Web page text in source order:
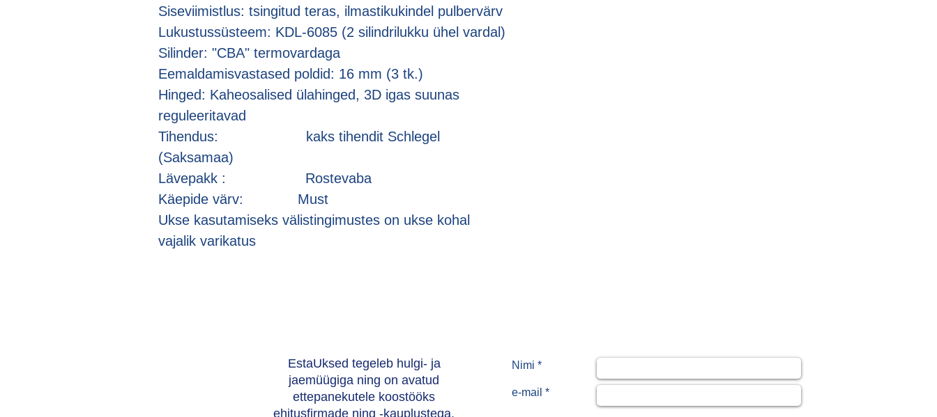
Siseviimistlus: tsingitud teras, ilmastikukindel pulbervärv
Lukustussüsteem: KDL-6085 (2 silindrilukku ühel vardal)
Silinder: "CBA" termovardaga
Eemaldamisvastased poldid: 16 mm (3 tk.)
Hinged: Kaheosalised ülahinged, 3D igas suunas
reguleeritavad
Tihendus: kaks tihendit Schlegel
(Saksamaa)
Lävepakk : Rostevaba
Käepide värv: Must
Ukse kasutamiseks välistingimustes on ukse kohal
vajalik varikatus
EstaUksed tegeleb hulgi- ja
jaemüügiga ning on avatud
ettepanekutele koostööks
ehitusfirmade ning -kauplustega.
Nimi *
e-mail *